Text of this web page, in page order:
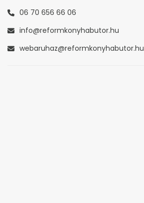
06 70 656 66 06
info@reformkonyhabutor.hu
webaruhaz@reformkonyhabutor.hu